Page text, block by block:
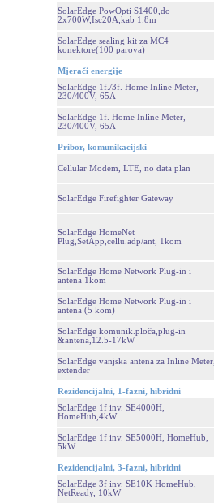
SolarEdge PowOpti S1400,do
2x700W,Isc20A,kab 1.8m
SolarEdge sealing kit za MC4
konektore(100 parova)
Mjerači energije
SolarEdge 1f./3f. Home Inline Meter,
230/400V, 65A
SolarEdge 1f. Home Inline Meter,
230/400V, 65A
Pribor, komunikacijski
Cellular Modem, LTE, no data plan
SolarEdge Firefighter Gateway
SolarEdge HomeNet
Plug,SetApp,cellu.adp/ant, 1kom
SolarEdge Home Network Plug-in i
antena 1kom
SolarEdge Home Network Plug-in i
antena (5 kom)
SolarEdge komunik.ploča,plug-in
&antena,12.5-17kW
SolarEdge vanjska antena za Inline Meter,
extender
Rezidencijalni, 1-fazni, hibridni
SolarEdge 1f inv. SE4000H,
HomeHub,4kW
SolarEdge 1f inv. SE5000H, HomeHub,
5kW
Rezidencijalni, 3-fazni, hibridni
SolarEdge 3f inv. SE10K HomeHub,
NetReady, 10kW